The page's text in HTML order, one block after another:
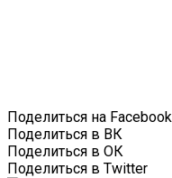
Поделиться на Facebook
Поделиться в ВК
Поделиться в ОК
Поделиться в Twitter